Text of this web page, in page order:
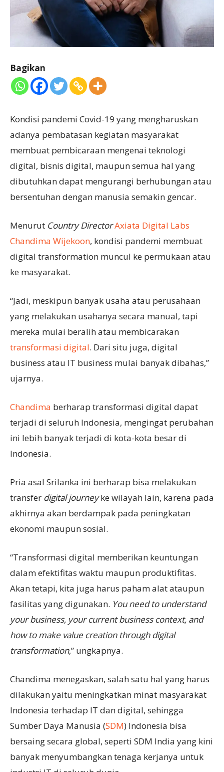
Bagikan
Kondisi pandemi Covid-19 yang mengharuskan
adanya pembatasan kegiatan masyarakat
membuat pembicaraan mengenai teknologi
digital, bisnis digital, maupun semua hal yang
dibutuhkan dapat mengurangi berhubungan atau
bersentuhan dengan manusia semakin gencar.
Menurut Country DirectorAxiata Digital Labs
Chandima Wijekoon, kondisi pandemi membuat
digital transformation muncul ke permukaan atau
ke masyarakat.
“Jadi, meskipun banyak usaha atau perusahaan
yang melakukan usahanya secara manual, tapi
mereka mulai beralih atau membicarakan
transformasi digital. Dari situ juga, digital
business atau IT business mulai banyak dibahas,”
ujarnya.
Chandima berharap transformasi digital dapat
terjadi di seluruh Indonesia, mengingat perubahan
ini lebih banyak terjadi di kota-kota besar di
Indonesia.
Pria asal Srilanka ini berharap bisa melakukan
transfer digital journeyke wilayah lain, karena pada
akhirnya akan berdampak pada peningkatan
ekonomi maupun sosial.
“Transformasi digital memberikan keuntungan
dalam efektifitas waktu maupun produktifitas.
Akan tetapi, kita juga harus paham alat ataupun
fasilitas yang digunakan. You need to understand
your business, your current business context, and
how to make value creation through digital
transformation,” ungkapnya.
Chandima menegaskan, salah satu hal yang harus
dilakukan yaitu meningkatkan minat masyarakat
Indonesia terhadap IT dan digital, sehingga
Sumber Daya Manusia (SDM) Indonesia bisa
bersaing secara global, seperti SDM India yang kini
banyak menyumbangkan tenaga kerjanya untuk